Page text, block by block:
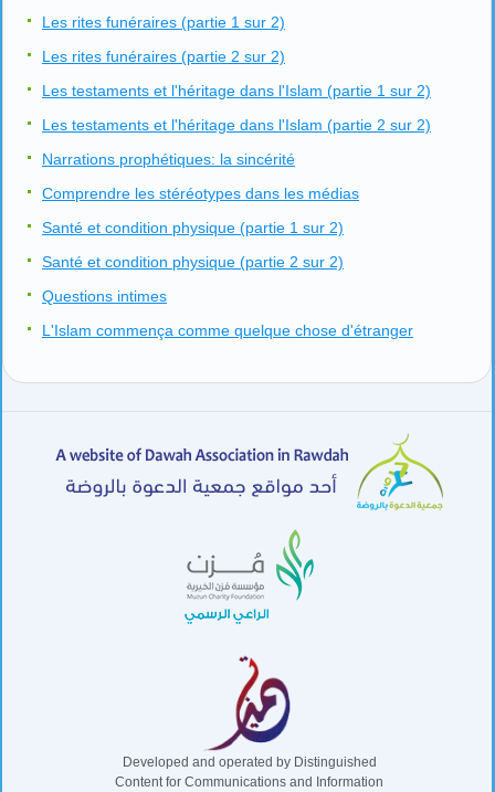
Les rites funéraires (partie 1 sur 2)
Les rites funéraires (partie 2 sur 2)
Les testaments et l'héritage dans l'Islam (partie 1 sur 2)
Les testaments et l'héritage dans l'Islam (partie 2 sur 2)
Narrations prophétiques: la sincérité
Comprendre les stéréotypes dans les médias
Santé et condition physique (partie 1 sur 2)
Santé et condition physique (partie 2 sur 2)
Questions intimes
L'Islam commença comme quelque chose d'étranger
Developed and operated by Distinguished
Content for Communications and Information